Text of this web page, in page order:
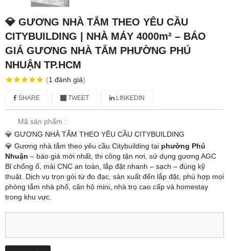
💎 GƯƠNG NHÀ TẮM THEO YÊU CẦU
CITYBUILDING | NHÀ MÁY 4000m² – BÁO
GIÁ GƯƠNG NHÀ TẮM PHƯỜNG PHÚ
NHUẬN TP.HCM
(1 đánh giá)
SHARE TWEET LINKEDIN
Mã sản phẩm :
💎 GƯƠNG NHÀ TẮM THEO YÊU CẦU CITYBUILDING
💎 Gương nhà tắm theo yêu cầu Citybuilding tại phường Phú
Nhuận – báo giá mới nhất, thi công tận nơi, sử dụng gương AGC
Bỉ chống ố, mài CNC an toàn, lắp đặt nhanh – sạch – đúng kỹ
thuật. Dịch vụ trọn gói từ đo đạc, sản xuất đến lắp đặt, phù hợp mọi
phòng tắm nhà phố, căn hộ mini, nhà trọ cao cấp và homestay
trong khu vực.